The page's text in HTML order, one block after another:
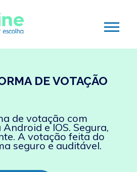
DE VOTAÇÃO
de votação com
e IOS. Segura,
A votação feita do
seguro e auditável.